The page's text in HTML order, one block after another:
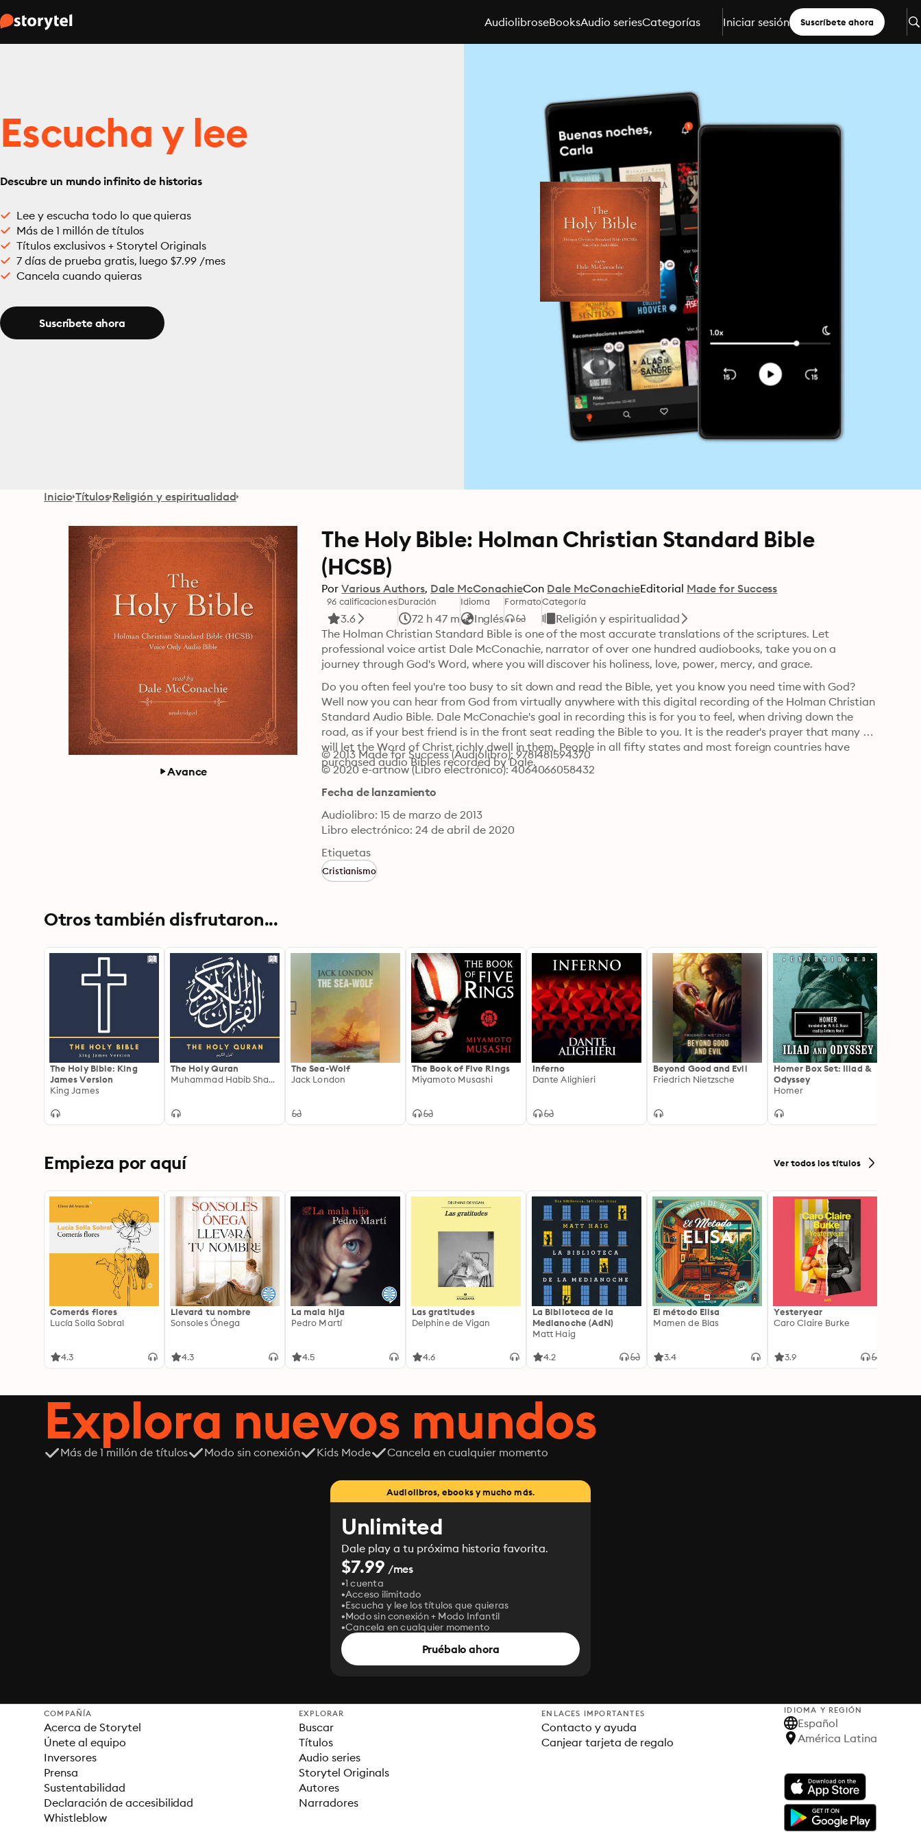
AudiolibroseBooksAudio seriesCategorías Iniciar sesión Suscríbete ahora
Escucha y lee
Descubre un mundo infinito de historias
Lee y escucha todo lo que quieras
Más de 1 millón de títulos
Títulos exclusivos + Storytel Originals
7 días de prueba gratis, luego $7.99 /mes
Cancela cuando quieras
Suscríbete ahora
Inicio Títulos Religión y espiritualidad
Avance
The Holy Bible: Holman Christian Standard Bible
(HCSB)
Por Various Authors Dale McConachieCon Dale McConachieEditorial Made for Success
96 calificaciones
3.6
Duración
72 h 47 m
Idioma
Inglés
FormatoCategoría
Religión y espiritualidad
The Holman Christian Standard Bible is one of the most accurate translations of the scriptures. Let
professional voice artist Dale McConachie, narrator of over one hundred audiobooks, take you on a
journey through God's Word, where you will discover his holiness, love, power, mercy, and grace.
Do you often feel you're too busy to sit down and read the Bible, yet you know you need time with God?
Well now you can hear from God from virtually anywhere with this digital recording of the Holman Christian
Standard Audio Bible. Dale McConachie's goal in recording this is for you to feel, when driving down the
road, as if your best friend is in the front seat reading the Bible to you. It is the reader's prayer that many
will let the Word of Christ richly dwell in them. People in all fifty states and most foreign countries have
purchased audio Bibles recorded by Dale.
© 2013 Made for Success (Audiolibro): 9781481594370
© 2020 e-artnow (Libro electrónico): 4064066058432
Fecha de lanzamiento
Audiolibro: 15 de marzo de 2013
Libro electrónico: 24 de abril de 2020
Etiquetas
Cristianismo
Otros también disfrutaron...
The Holy Bible: King
James Version
King James
The Holy Quran
Muhammad Habib Shakir
The Sea-Wolf
Jack London
The Book of Five Rings
Miyamoto Musashi
Inferno
Dante Alighieri
Beyond Good and Evil
Friedrich Nietzsche
Homer Box Set: Iliad &
Odyssey
Homer
Empieza por aquí Ver todos los títulos
Comerás flores
Lucía Solla Sobral
4.3
Llevará tu nombre
Sonsoles Ónega
4.3
La mala hija
Pedro Martí
4.5
Las gratitudes
Delphine de Vigan
4.6
La Biblioteca de la
Medianoche (AdN)
Matt Haig
4.2
El método Elisa
Mamen de Blas
3.4
Yesteryear
Caro Claire Burke
3.9
Explora nuevos mundos
Más de 1 millón de títulos Modo sin conexión Kids Mode Cancela en cualquier momento
Audiolibros, ebooks y mucho más.
Unlimited
Dale play a tu próxima historia favorita.
$7.99 /mes
1 cuenta
Acceso ilimitado
Escucha y lee los títulos que quieras
Modo sin conexión + Modo Infantil
Cancela en cualquier momento
Pruébalo ahora
COMPAÑÍA
Acerca de Storytel
Únete al equipo
Inversores
Prensa
Sustentabilidad
Declaración de accesibilidad
Whistleblow
EXPLORAR
Buscar
Títulos
Audio series
Storytel Originals
Autores
Narradores
ENLACES IMPORTANTES
Contacto y ayuda
Canjear tarjeta de regalo
IDIOMA Y REGIÓN
Español
América Latina